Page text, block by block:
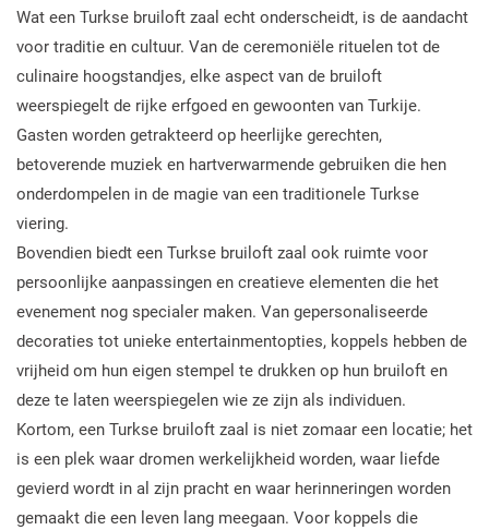
Wat een Turkse bruiloft zaal echt onderscheidt, is de aandacht
voor traditie en cultuur. Van de ceremoniële rituelen tot de
culinaire hoogstandjes, elke aspect van de bruiloft
weerspiegelt de rijke erfgoed en gewoonten van Turkije.
Gasten worden getrakteerd op heerlijke gerechten,
betoverende muziek en hartverwarmende gebruiken die hen
onderdompelen in de magie van een traditionele Turkse
viering.
Bovendien biedt een Turkse bruiloft zaal ook ruimte voor
persoonlijke aanpassingen en creatieve elementen die het
evenement nog specialer maken. Van gepersonaliseerde
decoraties tot unieke entertainmentopties, koppels hebben de
vrijheid om hun eigen stempel te drukken op hun bruiloft en
deze te laten weerspiegelen wie ze zijn als individuen.
Kortom, een Turkse bruiloft zaal is niet zomaar een locatie; het
is een plek waar dromen werkelijkheid worden, waar liefde
gevierd wordt in al zijn pracht en waar herinneringen worden
gemaakt die een leven lang meegaan. Voor koppels die